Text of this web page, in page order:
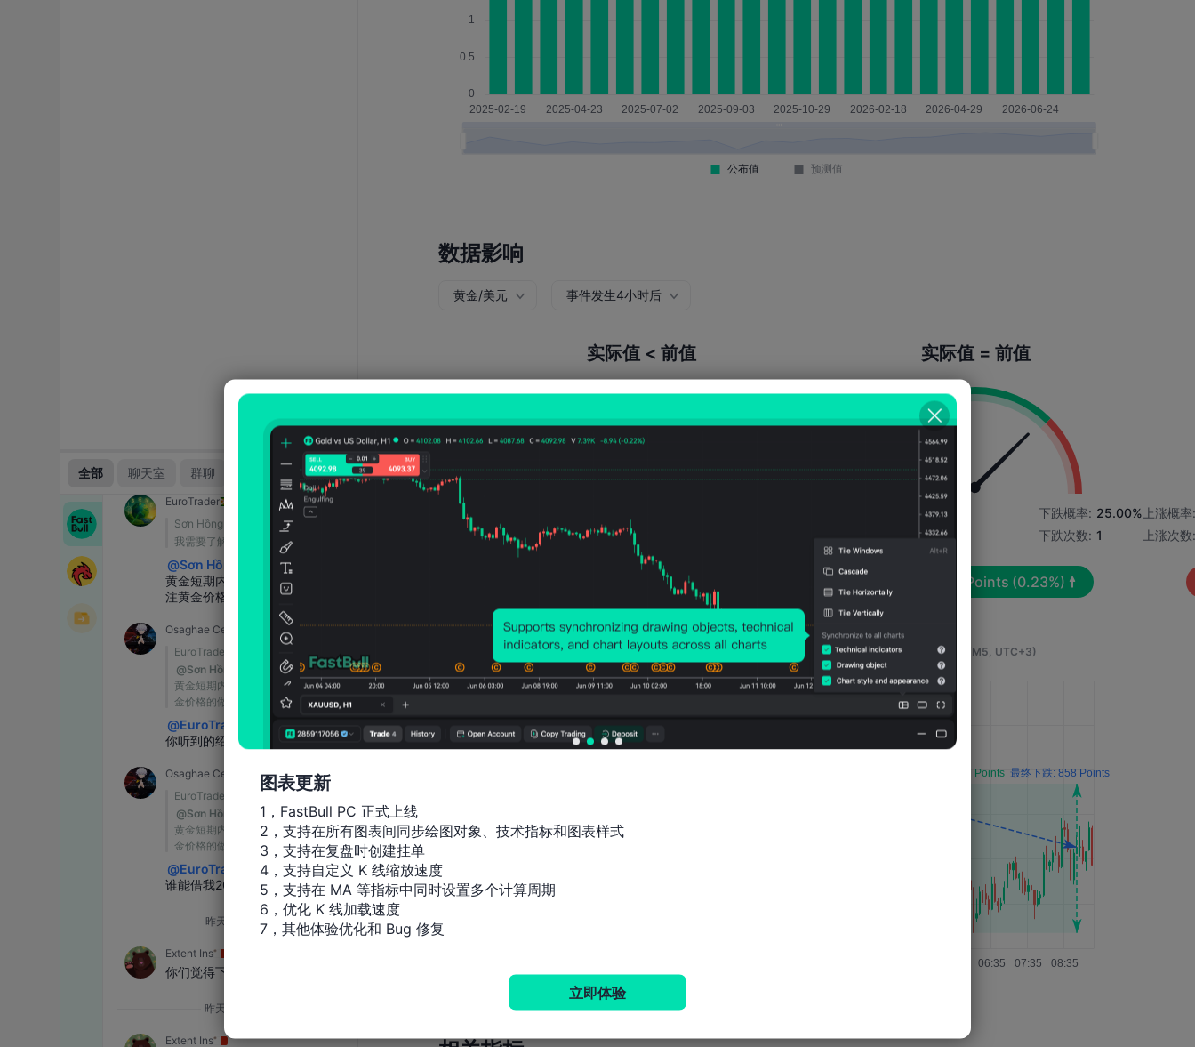
数据影响
黄金/美元 事件发生4小时后
实际值 < 前值
上涨次数:
54
Points (0.05%)
实际值 = 前值
下跌概率: 25.00%
下跌次数: 1
Points (0.23%)
上涨概
上涨次
历史价格图表 事件发生4小时后的影响 (M5, UTC+3)
图表更新
1，FastBull PC 正式上线
2，支持在所有图表间同步绘图对象、技术指标和图表样式
3，支持在复盘时创建挂单
4，支持自定义 K 线缩放速度
5，支持在 MA 等指标中同时设置多个计算周期
6，优化 K 线加载速度
7，其他体验优化和 Bug 修复
立即体验